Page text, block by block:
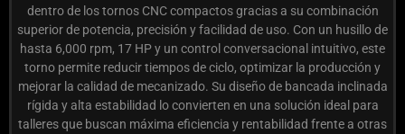
dentro de los tornos CNC compactos gracias a su combinación
superior de potencia, precisión y facilidad de uso. Con un husillo de
hasta 6,000 rpm, 17 HP y un control conversacional intuitivo, este
torno permite reducir tiempos de ciclo, optimizar la producción y
mejorar la calidad de mecanizado. Su diseño de bancada inclinada
rígida y alta estabilidad lo convierten en una solución ideal para
talleres que buscan máxima eficiencia y rentabilidad frente a otras